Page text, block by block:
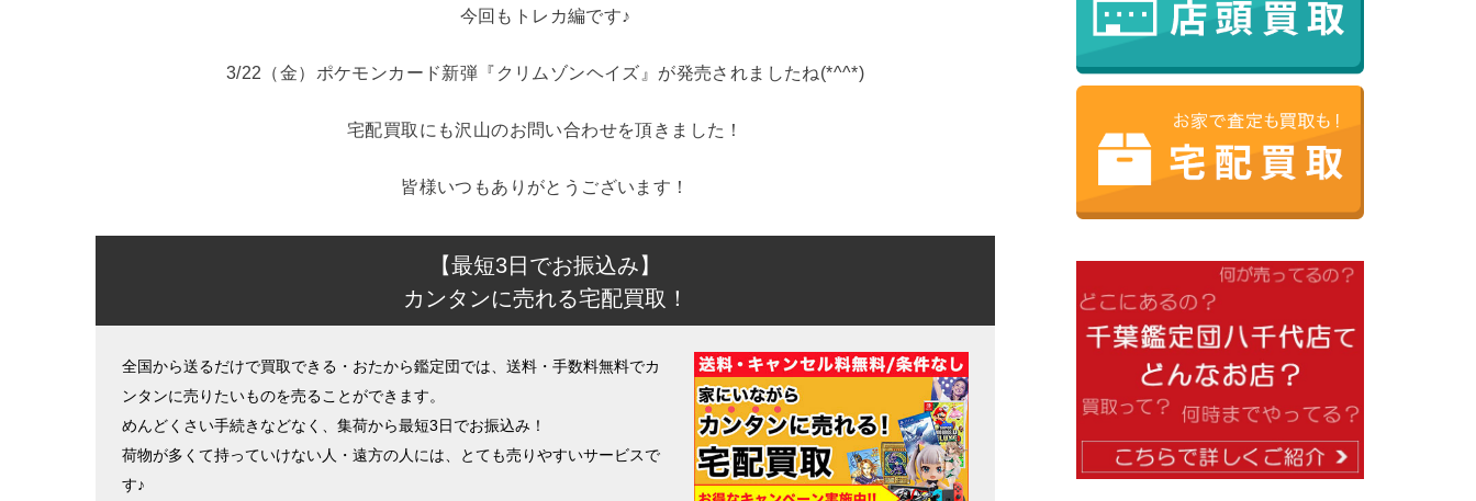
今回もトレカ編です♪
3/22（金）ポケモンカード新弾『クリムゾンヘイズ』が発売されましたね(*^^*)
宅配買取にも沢山のお問い合わせを頂きました！
皆様いつもありがとうございます！
【最短3日でお振込み】
カンタンに売れる宅配買取！
全国から送るだけで買取できる・おたから鑑定団では、送料・手数料無料でカ
ンタンに売りたいものを売ることができます。
めんどくさい手続きなどなく、集荷から最短3日でお振込み！
荷物が多くて持っていけない人・遠方の人には、とても売りやすいサービスで
す♪